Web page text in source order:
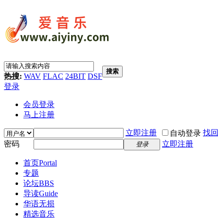
热搜: WAV FLAC 24BIT DSF
搜索
登录
会员登录
马上注册
立即注册 自动登录 找
密码
登录 立即注册
首页Portal
专题
论坛BBS
导读Guide
华语无损
精选音乐